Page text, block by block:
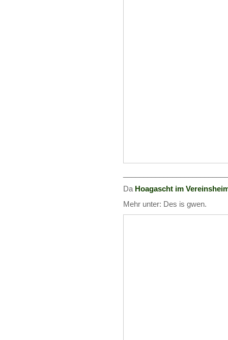
Da Hoagascht im
Mehr unter: Des is gwen.